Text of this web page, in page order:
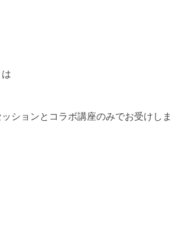
ションとコラボ講座のみでお受けしま